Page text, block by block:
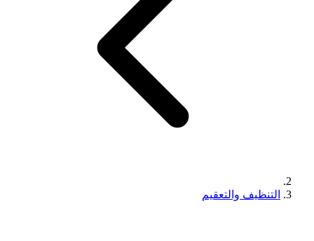
التنظيف والتعقيم